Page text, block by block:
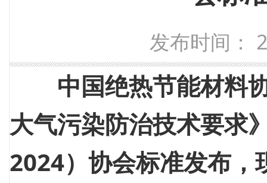
发布时间：
中国绝热节能材料
大气污染防治技术要求
2024）协会标准发布